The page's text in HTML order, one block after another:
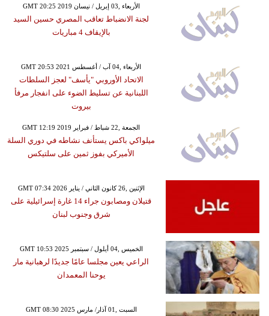
GMT 20:25 2019 الأربعاء ,03 إبريل / نيسان
لجنة الانضباط تعاقب المصري حسين السيد
بالإيقاف 4 مباريات
GMT 20:53 2021 الأربعاء ,04 آب / أغسطس
الاتحاد الأوروبي "يأسف" لعجز السلطات
اللبنانية عن تسليط الضوء على انفجار مرفأ
بيروت
GMT 12:19 2019 الجمعة ,22 شباط / فبراير
ميلواكي باكس يستأنف نشاطه في دوري السلة
الأميركي بفوز ثمين على سلتيكس
GMT 07:34 2026 الإثنين ,26 كانون الثاني / يناير
قتيلان ومصابون جراء 14 غارة إسرائيلية على
شرق وجنوب لبنان
GMT 10:53 2025 الخميس ,04 أيلول / سبتمبر
الراعي يعين مجلسا عامًا جديدًا لرهبانية مار
يوحنا المعمدان
GMT 08:30 2025 السبت ,01 آذار/ مارس